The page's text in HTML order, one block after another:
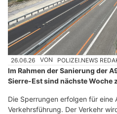
26.06.26 VON POLIZEI.NEWS
Im Rahmen der Sanierung der
Sierre-Est sind nächste Woche
Die Sperrungen erfolgen für eine
Verkehrsführung. Der Verkehr